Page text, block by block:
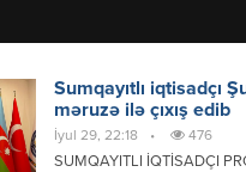
Sumqayıtlı iqtisadçı
məruzə ilə çıxış edib
İyul 29, 22:18 • 476
SUMQAYITLI İQTİSADÇI